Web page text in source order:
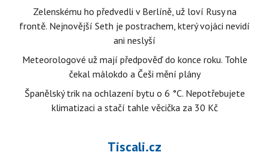
Zelenskému ho předvedli v Berlíně, už loví Rusy na
frontě. Nejnovější Seth je postrachem, který vojáci nevidí
ani neslyší
Meteorologové už mají předpověď do konce roku. Tohle
čekal málokdo a Češi mění plány
Španělský trik na ochlazení bytu o 6 °C. Nepotřebujete
klimatizaci a stačí tahle věcička za 30 Kč
Tiscali.cz